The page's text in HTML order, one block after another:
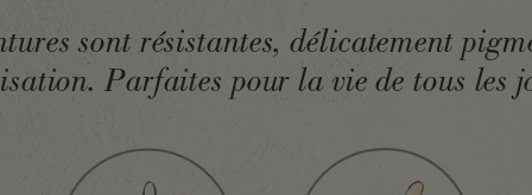
inspiration
Paint™utilise de
un aperçu exact
vos paramètres
sont résistantes, délicatement
Parfaites pour la vie de tous les